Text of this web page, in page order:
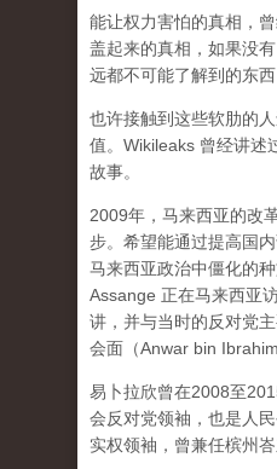
能让权力害怕的真相，
盖起来的真相，如果没
远都不可能了解到的东
也许接触到这些软肋的
值。Wikileaks 曾经讲述
故事。
2009年，马来西亚的改
步。希望能通过提高国
马来西亚政治中僵化的
Assange 正在马来西亚
讲，并与当时的反对党
会面（Anwar bin Ibrahim
易卜拉欣曾在2008至
会反对党领袖，也是人
实权领袖，曾兼任槟州